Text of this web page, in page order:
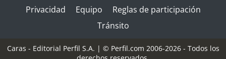
Privacidad
Equipo
Reglas de participación
Tránsito
Caras - Editorial Perfil S.A. | © Perfil.com 2006-2026 - Todos los